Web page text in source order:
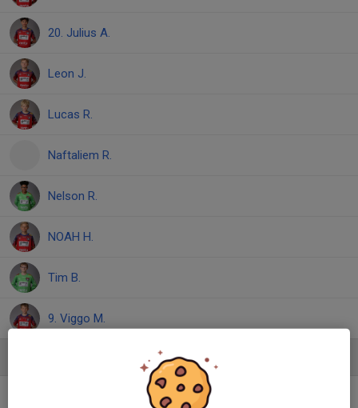
20. Julius A.
Leon J.
Lucas R.
Naftaliem R.
Nelson R.
NOAH H.
Tim B.
9. Viggo M.
Anders Magnusson Tränare